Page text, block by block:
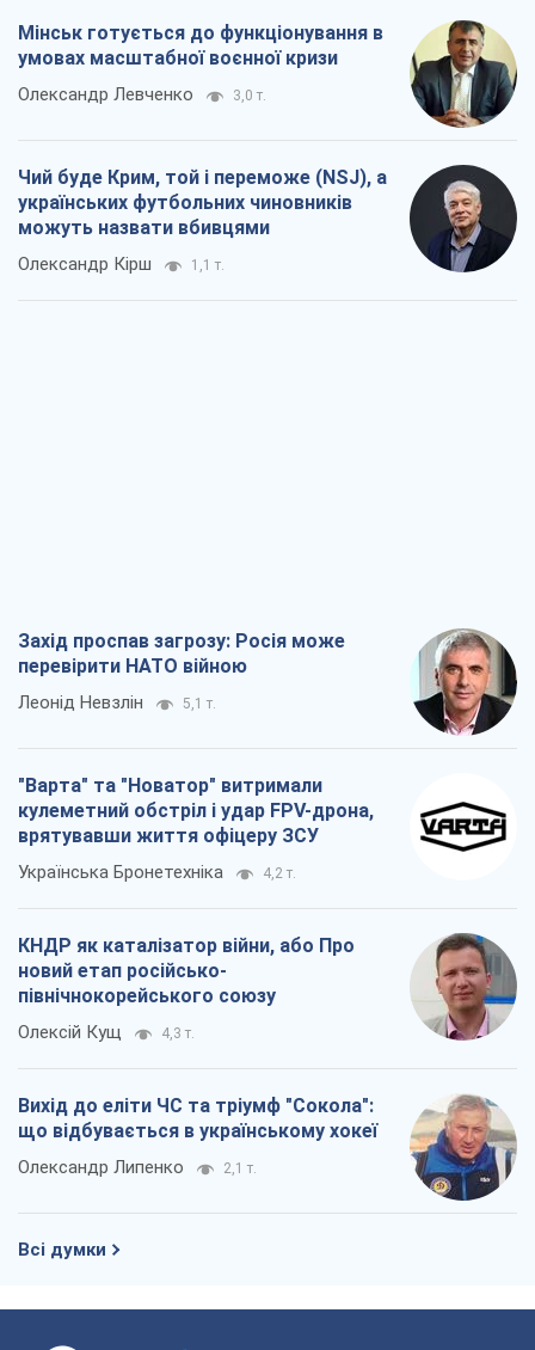
Мінськ готується до функціонування в
умовах масштабної воєнної кризи
Олександр Левченко 3,0 т.
Чий буде Крим, той і переможе (NSJ), а
українських футбольних чиновників
можуть назвати вбивцями
Олександр Кірш 1,1 т.
Захід проспав загрозу: Росія може
перевірити НАТО війною
Леонід Невзлін 5,1 т.
"Варта" та "Новатор" витримали
кулеметний обстріл і удар FPV-дрона,
врятувавши життя офіцеру ЗСУ
Українська Бронетехніка 4,2 т.
КНДР як каталізатор війни, або Про
новий етап російсько-
північнокорейського союзу
Олексій Кущ 4,3 т.
Вихід до еліти ЧС та тріумф "Сокола":
що відбувається в українському хокеї
Олександр Липенко 2,1 т.
Всі думки